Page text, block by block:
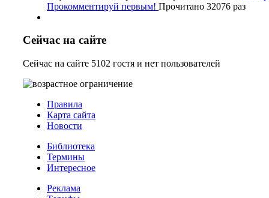
Прокомментируй первым! Прочитано 32076 раз
Сейчас на сайте
Сейчас на сайте 5102 гостя и нет пользователей
Правила
Карта сайта
Новости
Библиотека
Термины
Интересное
Реклама